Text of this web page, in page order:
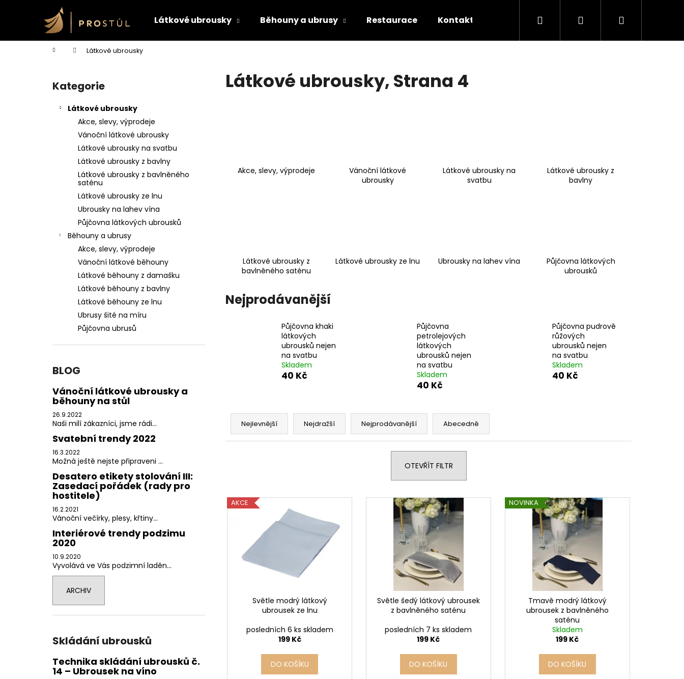
Látkové ubrousky Běhouny a ubrusy Restaurace Kontakty Skládání ubrousků Šití na míru
Hledat PřihlášeníNákupní
Domů Látkové ubrousky
Přeskočit
kategorie
Kategorie
Látkové ubrousky
Akce, slevy, výprodeje
Vánoční látkové ubrousky
Látkové ubrousky na svatbu
Látkové ubrousky z bavlny
Látkové ubrousky z bavlněného
saténu
Látkové ubrousky ze lnu
Ubrousky na lahev vína
Půjčovna látkových ubrousků
Běhouny a ubrusy
Akce, slevy, výprodeje
Vánoční látkové běhouny
Látkové běhouny z damašku
Látkové běhouny z bavlny
Látkové běhouny ze lnu
Ubrusy šité na míru
Půjčovna ubrusů
BLOG
Vánoční látkové ubrousky a
běhouny na stůl
26.9.2022
Naši milí zákazníci, jsme rádi...
Svatební trendy 2022
16.3.2022
Možná ještě nejste připraveni ...
Desatero etikety stolování III:
Zasedací pořádek (rady pro
hostitele)
16.2.2021
Vánoční večírky, plesy, křtiny...
Interiérové trendy podzimu
2020
10.9.2020
Vyvolává ve Vás podzimní laděn...
ARCHIV
Skládání ubrousků
Technika skládání ubrousků č.
14 – Ubrousek na víno
Látkové ubrousky, Strana 4
Akce, slevy, výprodeje
Vánoční látkové
ubrousky
Látkové ubrousky na
svatbu
Látkové ubrousky z
bavlny
Látkové ubrousky z
bavlněného saténu
Látkové ubrousky ze lnu Ubrousky na lahev vína
Půjčovna látkových
ubrousků
Nejprodávanější
Půjčovna khaki
látkových
ubrousků nejen
na svatbu
Skladem
40 Kč
Půjčovna
petrolejových
látkových
ubrousků nejen
na svatbu
Skladem
40 Kč
Půjčovna pudrově
růžových
ubrousků nejen
na svatbu
Skladem
40 Kč
Ř
z
r
Nejlevnější Nejdražší Nejprodávanější Abecedně
OTEVŘÍT FILTR
V
ýAKCE
Světle modrý látkový
ubrousek ze lnu
posledních 6 ks skladem
199 Kč
DO KOŠÍKU
Světle šedý látkový ubrousek
z bavlněného saténu
posledních 7 ks skladem
199 Kč
DO KOŠÍKU
NOVINKA
Tmavě modrý látkový
ubrousek z bavlněného
saténu
Skladem
199 Kč
DO KOŠÍKU
í
Zpět
do
Zpět
do
HLEDAT
PŮJČOVNA ŠEDÝCH UBRUSŮ
550 Kč